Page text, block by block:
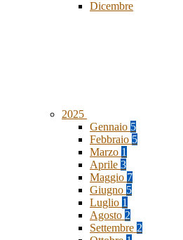
Dicembre
2025
Gennaio 5
Febbraio 5
Marzo 1
Aprile 3
Maggio 7
Giugno 5
Luglio 1
Agosto 2
Settembre 2